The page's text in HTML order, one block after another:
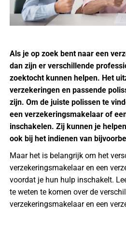
Als je op zoek bent naar een
dan zijn er verschillende
zoektocht kunnen helpen. Het
verzekeringen en passende
zijn. Om de juiste polissen te
een verzekeringsmakelaar of
inschakelen. Zij kunnen je
ook bij het indienen van
Maar het is belangrijk om het
verzekeringsmakelaar en een
voordat je hun hulp inschakelt.
te weten te komen over de
verzekeringsmakelaar en een